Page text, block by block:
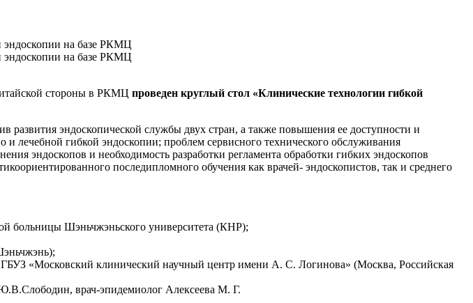
эндоскопии на базе РКМЦ
эндоскопии на базе РКМЦ
стороны в РКМЦ проведен круглый стол «Клинические технологии гибкой
развития эндоскопической службы двух стран, а также повышения ее доступности и
и лечебной гибкой эндоскопии; проблем сервисного технического обслуживания
эндоскопов и необходимость разработки регламента обработки гибких эндоскопов
последипломного обучения как врачей- эндоскопистов, так и среднего
больницы Шэньчжэньского университета (КНР);
«Московский клинический научный центр имени А. С. Логинова» (Москва, Российская
врач-эпидемиолог Алексеева М. Г.